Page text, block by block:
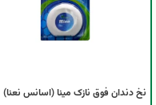
نخ دندان فوق نازک مینا (اسانس نعنا)